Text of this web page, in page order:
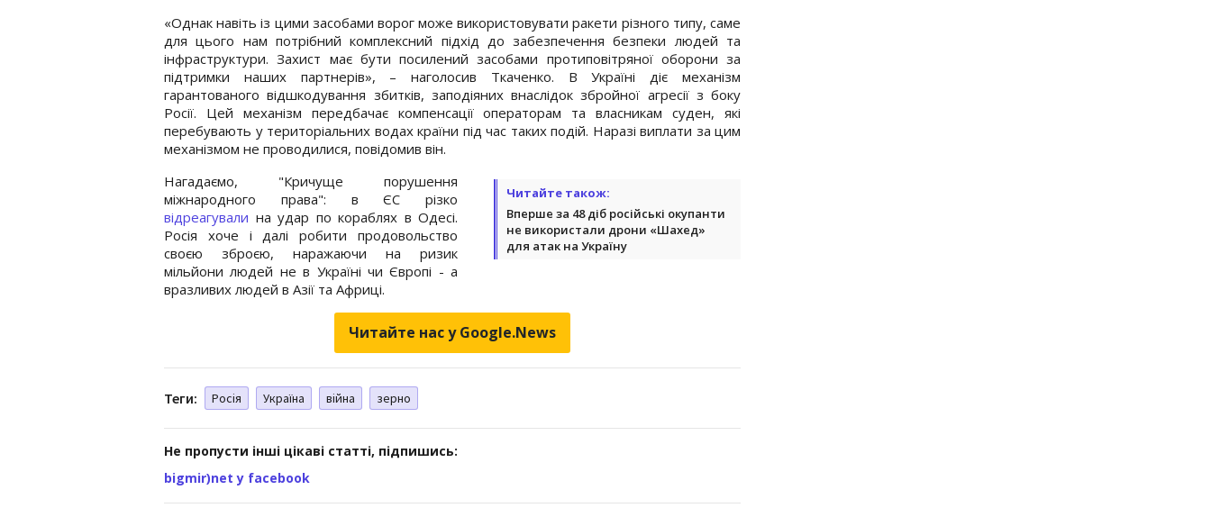
«Однак навіть із цими засобами ворог може використовувати ракети різного типу, саме
для цього нам потрібний комплексний підхід до забезпечення безпеки людей та
інфраструктури. Захист має бути посилений засобами протиповітряної оборони за
підтримки наших партнерів», – наголосив Ткаченко. В Україні діє механізм
гарантованого відшкодування збитків, заподіяних внаслідок збройної агресії з боку
Росії. Цей механізм передбачає компенсації операторам та власникам суден, які
перебувають у територіальних водах країни під час таких подій. Наразі виплати за цим
механізмом не проводилися, повідомив він.
Читайте також:
Вперше за 48 діб російські окупанти
не використали дрони «Шахед»
для атак на Україну
Нагадаємо, "Кричуще порушення
міжнародного права": в ЄС різко
відреагували на удар по кораблях в Одесі.
Росія хоче і далі робити продовольство
своєю зброєю, наражаючи на ризик
мільйони людей не в Україні чи Європі - а
вразливих людей в Азії та Африці.
Читайте нас у Google.News
Теги: Росія Україна війна зерно
Не пропусти інші цікаві статті, підпишись:
bigmir)net у facebook